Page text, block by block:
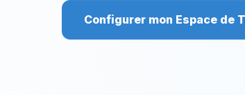
Configurer mon Espace de